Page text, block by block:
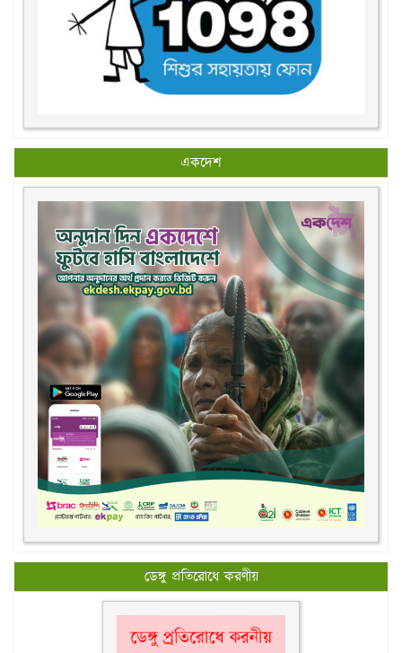
একদেশ
ডেঙ্গু প্রতিরোধে করণীয়